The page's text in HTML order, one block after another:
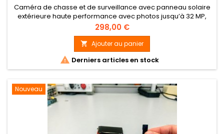
Caméra de chasse et de surveillance avec panneau solaire
extérieure haute performance avec photos jusqu’à 32 MP,
vidéos 3K UHD avec audio, vision nocturne infrarouge
invisible 950 nm (portée 20 m) et connexion Wi-Fi &amp;
Bluetooth. Enregistrement sur carte mémoire SD / SDHC
jusqu’à 256 Go, déclenchement ultra-rapide 0,6 s, autonomie
longue durée et...
Prix
298,00 €
 Ajouter au panier
 Derniers articles en stock
Nouveau